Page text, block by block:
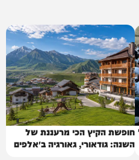
חופשת הקיץ הכי מרעננת של
השנה: גודאורי, גאורגיה ב״אלפים